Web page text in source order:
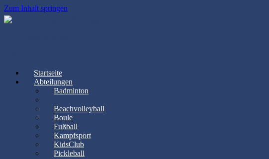
Zum Inhalt springen
Startseite
Abteilungen
Badminton
Beachvolleyball
Boule
Fußball
Kampfsport
KidsClub
Pickleball